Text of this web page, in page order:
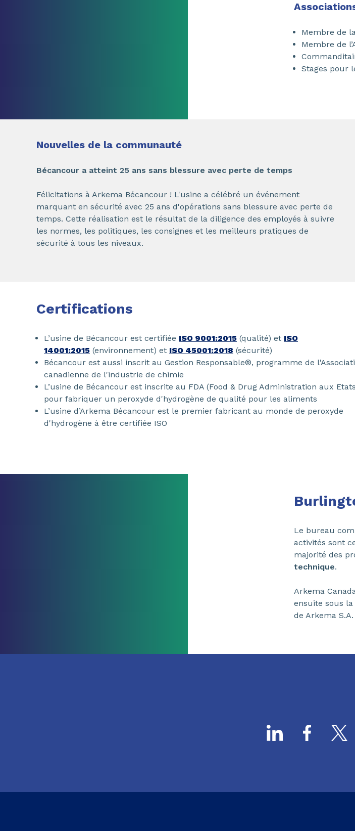
Membre de
Membre de
Stages pour
Nouvelles de la communauté
Bécancour a atteint 25 ans sans blessure avec perte de temps
Félicitations à Arkema Bécancour ! L'usine a célébré un événement
marquant en sécurité avec 25 ans d'opérations sans blessure avec perte de
temps. Cette réalisation est le résultat de la diligence des employés à suivre
les normes, les politiques, les consignes et les meilleurs pratiques de
sécurité à tous les niveaux.
Certifications
L’usine de Bécancour est certifiée ISO 9001:2015 (qualité) et ISO
14001:2015 (environnement) et ISO 45001:2018 (sécurité)
Bécancour est aussi inscrit au Gestion Responsable®, programme de
canadienne de l'industrie de chimie
L’usine de Bécancour est inscrite au FDA (Food & Drug Administration aux
pour fabriquer un peroxyde d'hydrogène de qualité pour les aliments
L’usine d’Arkema Bécancour est le premier fabricant au monde de peroxyde
d'hydrogène à être certifiée ISO
Le bureau
activités sont
majorité des
technique.
Arkema
ensuite sous
de Arkema S.A.